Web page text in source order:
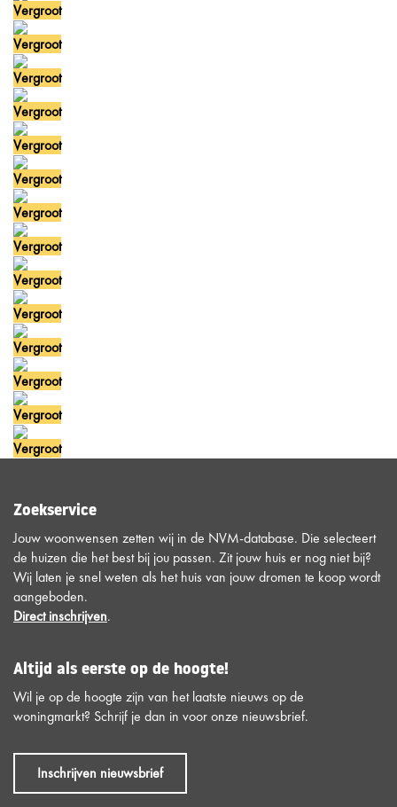
Vergroot
Vergroot
Vergroot
Vergroot
Vergroot
Vergroot
Vergroot
Vergroot
Vergroot
Vergroot
Vergroot
Vergroot
Vergroot
Vergroot
Zoekservice
Jouw woonwensen zetten wij in de NVM-database. Die selecteert
de huizen die het best bij jou passen. Zit jouw huis er nog niet bij?
Wij laten je snel weten als het huis van jouw dromen te koop wordt
aangeboden.
Direct inschrijven.
Altijd als eerste op de hoogte!
Wil je op de hoogte zijn van het laatste nieuws op de
woningmarkt? Schrijf je dan in voor onze nieuwsbrief.
Inschrijven nieuwsbrief